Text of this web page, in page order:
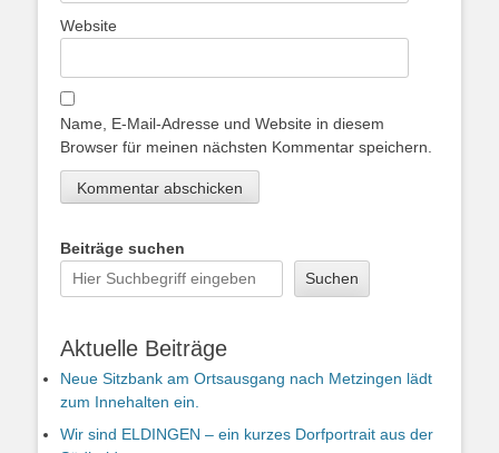
Website
Name, E-Mail-Adresse und Website in diesem
Browser für meinen nächsten Kommentar speichern.
Beiträge suchen
Suchen
Aktuelle Beiträge
Neue Sitzbank am Ortsausgang nach Metzingen lädt
zum Innehalten ein.
Wir sind ELDINGEN – ein kurzes Dorfportrait aus der